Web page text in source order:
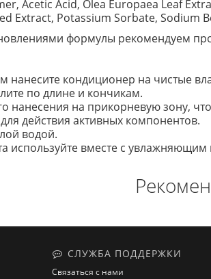
Acetic Acid, Olea Europaea Leaf
Extract, Potassium Sorbate, Sodium
формулы рекомендуем
нанесите кондиционер на чистые
по длине и кончикам.
нанесения на прикорневую зону,
действия активных компонентов.
водой.
используйте вместе с
СЛУЖБА ПОДДЕРЖКИ
Связаться с нами